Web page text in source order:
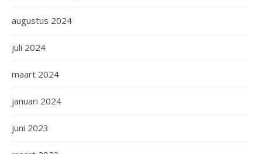
augustus 2024
juli 2024
maart 2024
januari 2024
juni 2023